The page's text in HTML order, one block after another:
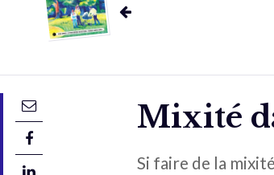
Mixité
Si faire de la